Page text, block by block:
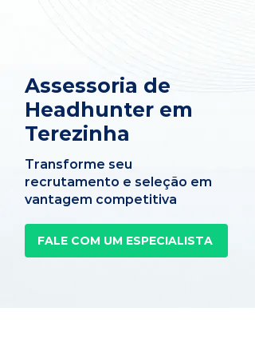
Assessoria de
Headhunter em
Terezinha
Transforme seu
recrutamento e seleção em
vantagem competitiva
FALE COM UM ESPECIALISTA